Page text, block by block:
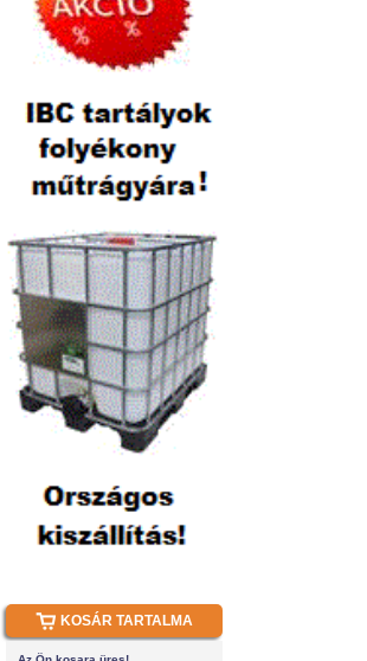
KOSÁR TARTALMA